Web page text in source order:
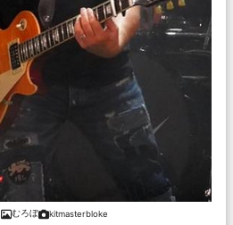
むろぼ kitmasterbloke